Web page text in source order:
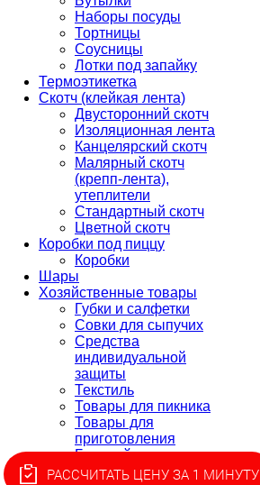
Наборы посуды
Тортницы
Соусницы
Лотки под запайку
Термоэтикетка
Скотч (клейкая лента)
Двусторонний скотч
Изоляционная лента
Канцелярский скотч
Малярный скотч
(крепп-лента),
утеплители
Стандартный скотч
Цветной скотч
Коробки под пиццу
Коробки
Шары
Хозяйственные товары
Губки и салфетки
Совки для сыпучих
Средства
индивидуальной
защиты
Текстиль
Товары для пикника
Товары для
приготовления
Батарейки,
удлинители
РАССЧИТАТЬ ЦЕНУ ЗА 1 МИНУТУ